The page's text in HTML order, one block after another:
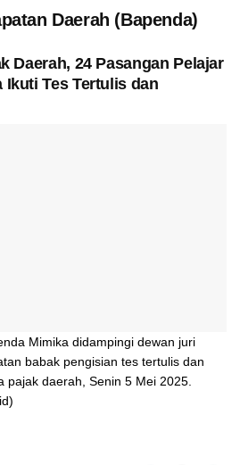
Daerah (Bapenda)
Daerah, 24 Pasangan Pelajar
Ikuti Tes Tertulis dan
Mimika didampingi dewan juri
babak pengisian tes tertulis dan
pajak daerah, Senin 5 Mei 2025.